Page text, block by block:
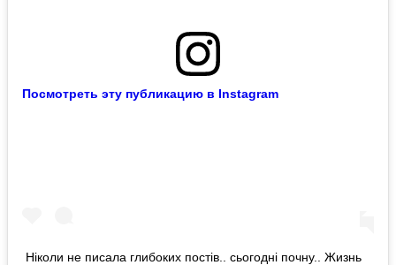
Посмотреть эту публикацию в Instagram
Ніколи не писала глибоких постів.. сьогодні почну.. Жизнь